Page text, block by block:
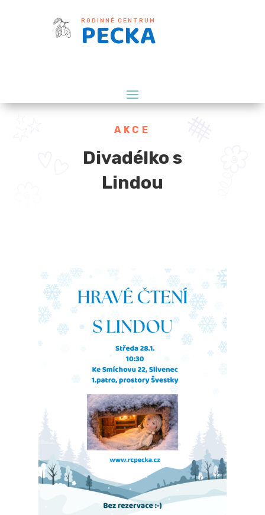
RODINNÉ CENTRUM
PECKA
AKCE
Divadélko s
Lindou